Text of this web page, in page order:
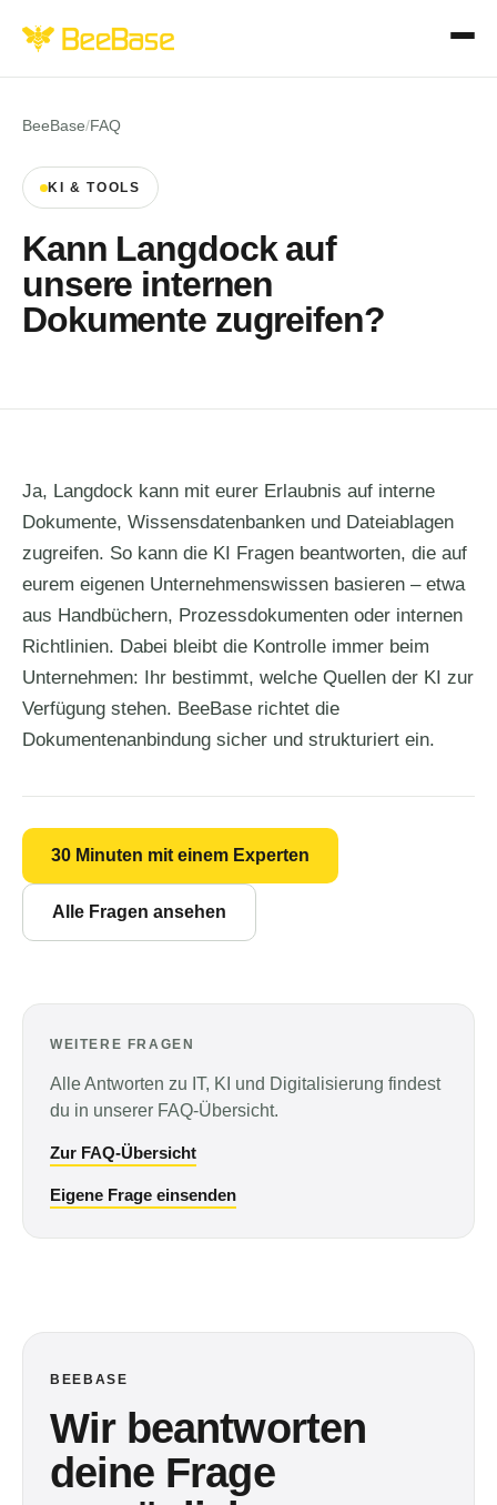
BeeBase/FAQ
KI & TOOLS
Kann Langdock auf
unsere internen
Dokumente zugreifen?
Ja, Langdock kann mit eurer Erlaubnis auf interne
Dokumente, Wissensdatenbanken und Dateiablagen
zugreifen. So kann die KI Fragen beantworten, die auf
eurem eigenen Unternehmenswissen basieren – etwa
aus Handbüchern, Prozessdokumenten oder internen
Richtlinien. Dabei bleibt die Kontrolle immer beim
Unternehmen: Ihr bestimmt, welche Quellen der KI zur
Verfügung stehen. BeeBase richtet die
Dokumentenanbindung sicher und strukturiert ein.
30 Minuten mit einem Experten
Alle Fragen ansehen
WEITERE FRAGEN
Alle Antworten zu IT, KI und Digitalisierung findest
du in unserer FAQ-Übersicht.
Zur FAQ-Übersicht
Eigene Frage einsenden
BEEBASE
Wir beantworten
deine Frage